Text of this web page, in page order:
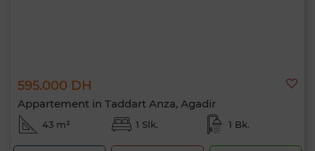
595.000 DH
Appartement in Taddart Anza, Agadir
43 m² 1 Slk. 1 Bk.